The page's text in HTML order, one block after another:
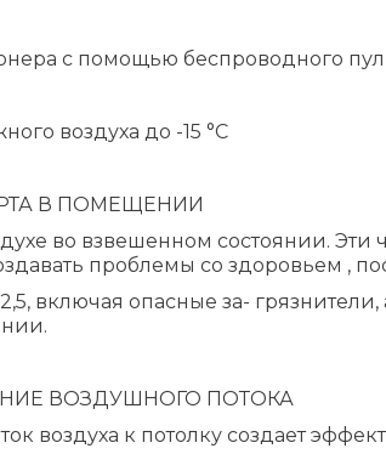
с помощью беспроводного
воздуха до -15 °C
В ПОМЕЩЕНИИ
во взвешенном состоянии.
проблемы со здоровьем ,
включая опасные за-
ВОЗДУШНОГО ПОТОКА
воздуха к потолку создает